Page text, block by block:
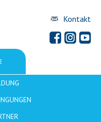
Kontakt